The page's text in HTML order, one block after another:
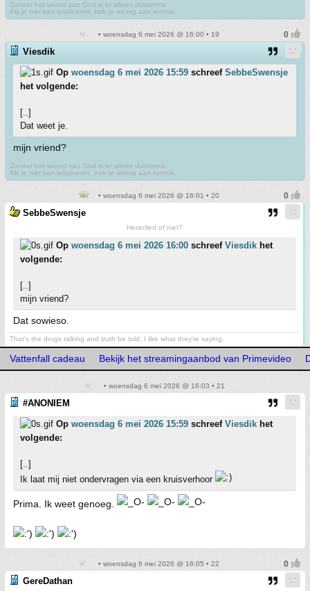
Zonder het woord van God is er alleen duisternis.
Als je niet kan relativeren, heb je weinig aan kennis.
• woensdag 6 mei 2026 @ 16:00 • 19
Viesdik
Op woensdag 6 mei 2026 15:59 schreef SebbeSwensje
het volgende:
[..]
Dat weet je.
mijn vriend?
Zonder het woord van God is er alleen duisternis.
Als je niet kan relativeren, heb je weinig aan kennis.
• woensdag 6 mei 2026 @ 16:01 • 20
SebbeSwensje
Heraclied of niet?
Op woensdag 6 mei 2026 16:00 schreef Viesdik het
volgende:
[..]
mijn vriend?
Dat sowieso.
That's the drugs talking and truth be told, I like what they're saying.
Vattenfall cadeau Bekijk het streamingaanbod van Primevideo
• woensdag 6 mei 2026 @ 16:03 • 21
#ANONIEM
Op woensdag 6 mei 2026 15:59 schreef Viesdik het
volgende:
[..]
Ik laat mij niet ondervragen via een kruisverhoor
Prima. Ik weet genoeg.
• woensdag 6 mei 2026 @ 16:05 • 22
GereDathan